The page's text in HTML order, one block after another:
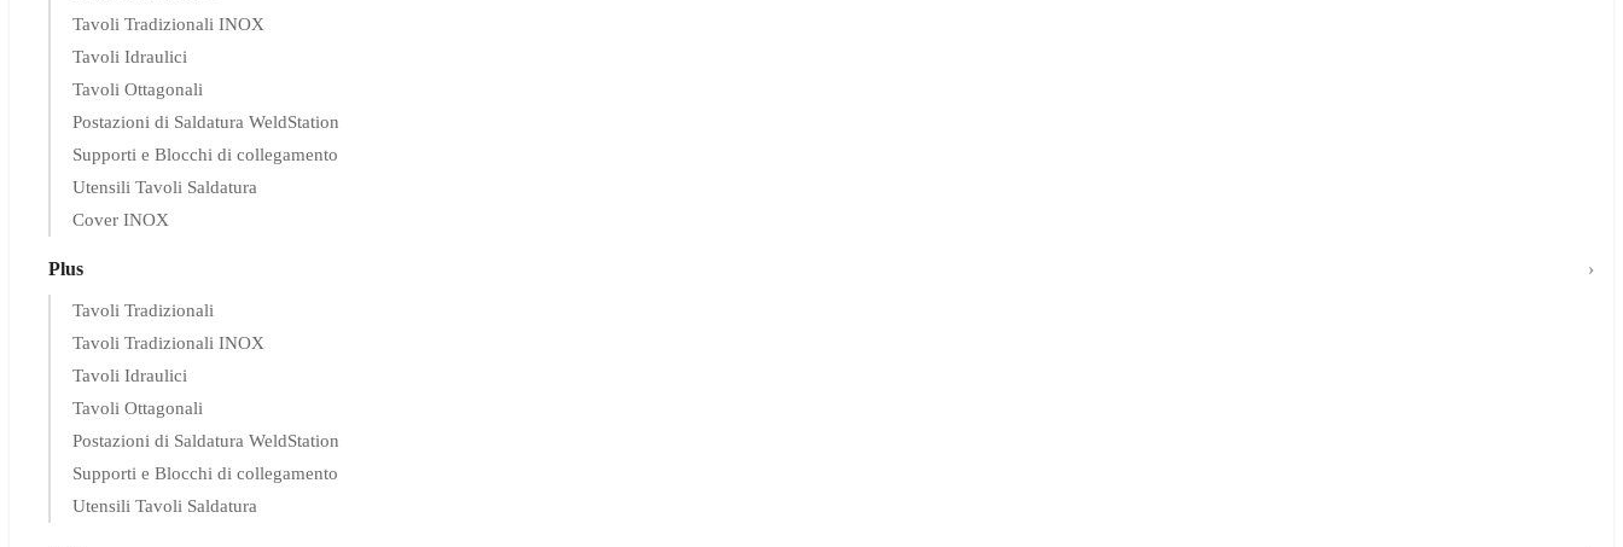
Tavoli Tradizionali INOX
Tavoli Idraulici
Tavoli Ottagonali
Postazioni di Saldatura WeldStation
Supporti e Blocchi di collegamento
Utensili Tavoli Saldatura
Cover INOX
Plus
Tavoli Tradizionali
Tavoli Tradizionali INOX
Tavoli Idraulici
Tavoli Ottagonali
Postazioni di Saldatura WeldStation
Supporti e Blocchi di collegamento
Utensili Tavoli Saldatura